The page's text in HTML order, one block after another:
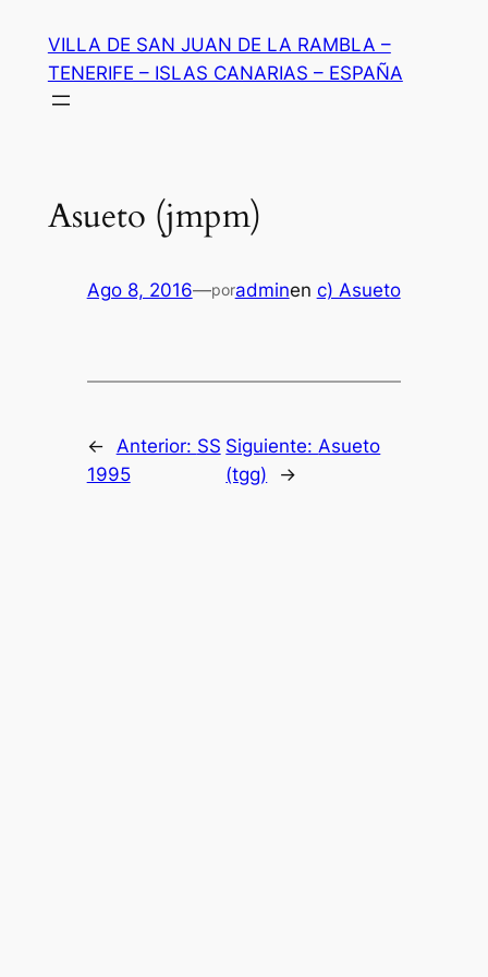
contenido
VILLA DE SAN JUAN DE LA RAMBLA –
TENERIFE – ISLAS CANARIAS – ESPAÑA
Asueto (jmpm)
Ago 8, 2016—poradminen c) Asueto
← Anterior: SS
1995
Siguiente: Asueto
(tgg)
→